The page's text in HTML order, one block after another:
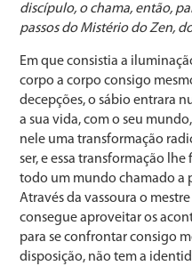
discípulo, o chama, então,
passos do Mistério do Zen,
Em que consistia a
corpo a corpo consigo
decepções, o sábio entrara
a sua vida, com o seu
nele uma transformação
ser, e essa transformação
todo um mundo chamado a
Através da vassoura o
consegue aproveitar os
para se confrontar consigo
disposição, não tem a